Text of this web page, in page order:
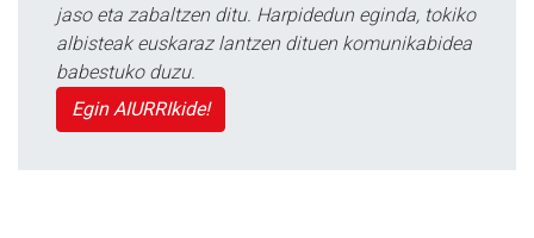
jaso eta zabaltzen ditu. Harpidedun eginda, tokiko
albisteak euskaraz lantzen dituen komunikabidea
babestuko duzu.
Egin AIURRIkide!